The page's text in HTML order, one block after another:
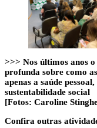
>>> Nos últimos anos
profunda sobre como
apenas a saúde
sustentabilidade social
[Fotos: Caroline
Confira outras